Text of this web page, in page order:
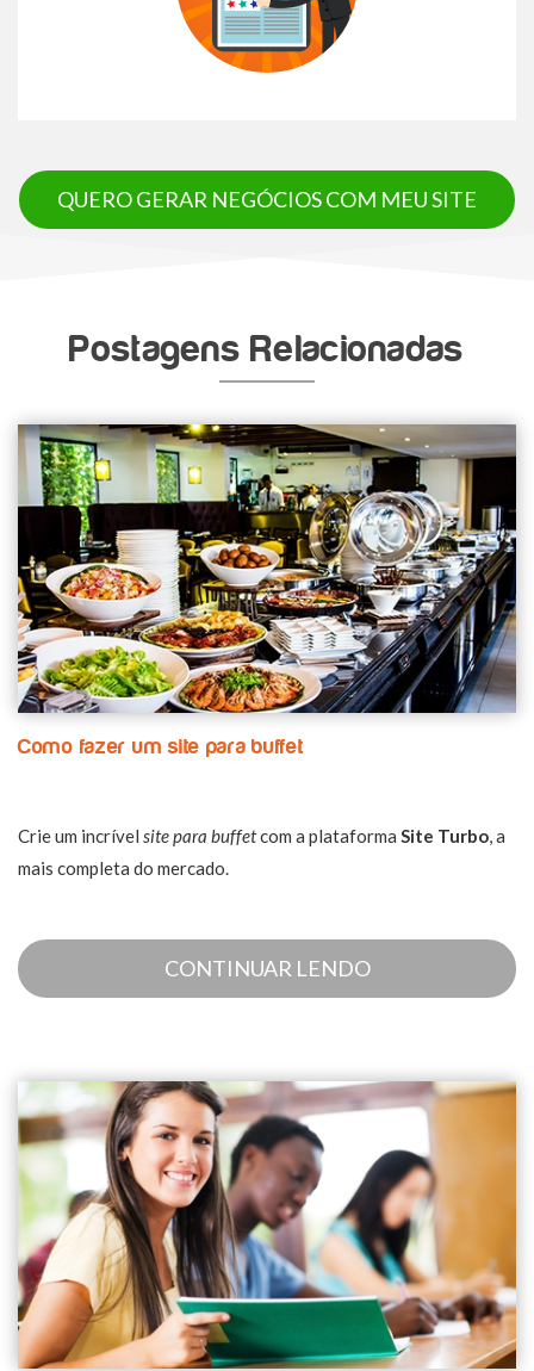
QUERO GERAR NEGÓCIOS COM MEU SITE
Postagens Relacionadas
Como fazer um site para buffet
Crie um incrível site para buffetcom a plataforma Site Turbo , a
mais completa do mercado.
CONTINUAR LENDO